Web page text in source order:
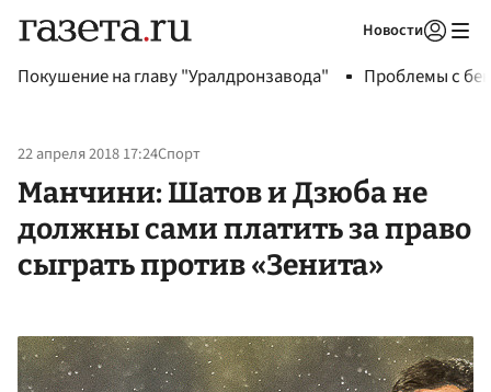
Новости
Покушение на главу "Уралдронзавода" Проблемы с
22 апреля 2018 17:24Спорт
Манчини: Шатов и Дзюба не
должны сами платить за право
сыграть против «Зенита»